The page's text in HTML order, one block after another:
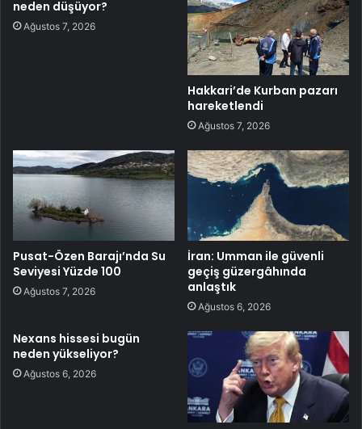
neden düşüyor?
Ağustos 7, 2026
Hakkari’de Kurban pazarı
hareketlendi
Ağustos 7, 2026
Pusat-Özen Barajı’nda Su
Seviyesi Yüzde 100
Ağustos 7, 2026
İran: Umman ile güvenli
geçiş güzergâhında
anlaştık
Ağustos 6, 2026
Nexans hissesi bugün
neden yükseliyor?
Ağustos 6, 2026